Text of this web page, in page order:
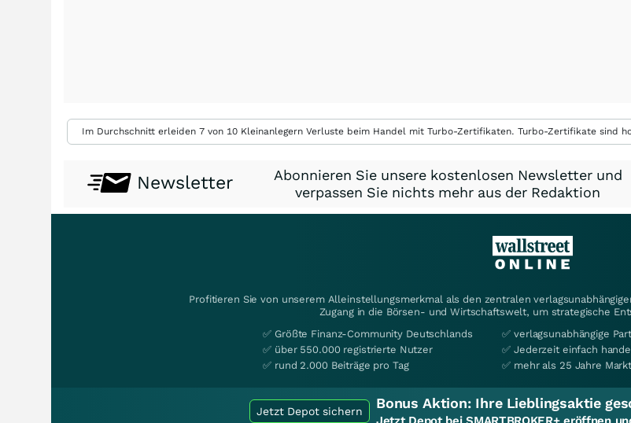
Im Durchschnitt erleiden 7 von 10 Kleinanlegern Verluste beim Handel mit Turbo-Zertifikaten. Turbo-Zertifikate sind
Newsletter
Abonnieren Sie unsere kostenlosen Newsletter und
verpassen Sie nichts mehr aus der Redaktion
Profitieren Sie von unserem Alleinstellungsmerkmal als den zentralen
Zugang in die Börsen- und Wirtschaftswelt, um strategische
✅ Größte Finanz-Community Deutschlands
✅ über 550.000 registrierte Nutzer
✅ rund 2.000 Beiträge pro Tag
✅ verlagsunabhängige
✅ Jederzeit einfach
✅ mehr als 25 Jahre
Jetzt Depot sichern Bonus Aktion: Ihre Lieblingsaktie